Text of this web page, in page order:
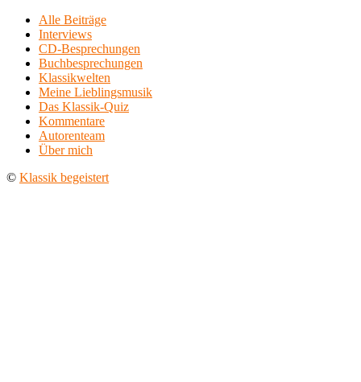
Alle Beiträge
Interviews
CD-Besprechungen
Buchbesprechungen
Klassikwelten
Meine Lieblingsmusik
Das Klassik-Quiz
Kommentare
Autorenteam
Über mich
© Klassik begeistert